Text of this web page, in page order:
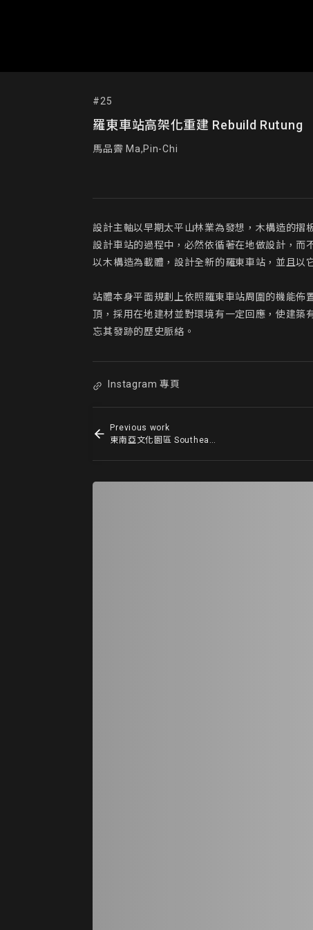
#25
羅東車站高架化重建 Rebuild Rutung
馬品霽 Ma,Pin-Chi
設計主軸以早期太平山林業為發想，木構造的摺
設計車站的過程中，必然依循著在地做設計，而
以木構造為載體，設計全新的羅東車站，並且以
站體本身平面規劃上依照羅東車站周圍的機能佈
頂，採用在地建材並對環境有一定回應，使建築
忘其發跡的歷史脈絡。
Instagram 專頁
Previous work
東南亞文化園區 Southeast Asia Cultural Park